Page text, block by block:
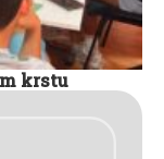
krstu